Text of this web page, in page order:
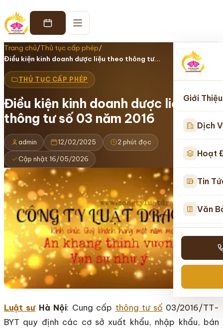
Giới Thiệu
Dịch
Hoạt
Tin
Văn
Trang chủ/Thủ tục cấp phép/
Điều kiện kinh doanh dược liệu theo thông tư…
THỦ TỤC CẤP PHÉP
Điều kiện kinh doanh dược liệu theo
thông tư số 03 năm 2016
admin 12/02/2025 2 phút đọc
Cập nhật 16/05/2026
Luật sưHà Nội: Cung cấp thông tư số 03/2016/TT-
BYT quy định các cơ sở xuất khẩu, nhập khẩu, bán